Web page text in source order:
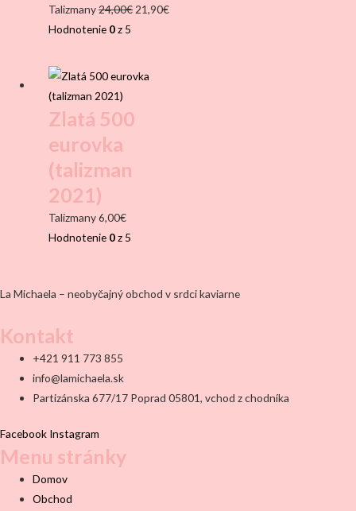
Talizmany24,00€ Pôvodná
21,90€Aktuálna
Hodnotenie 0z 5
Zlatá 500
eurovka
(talizman
2021)
Talizmany6,00€
Hodnotenie 0z 5
La Michaela – neobyčajný obchod v srdci kaviarne
Kontakt
+421 911 773 855
info@lamichaela.sk
Partizánska 677/17 Poprad 05801, vchod z chodníka
Facebook Instagram
Menu stránky
Domov
Obchod